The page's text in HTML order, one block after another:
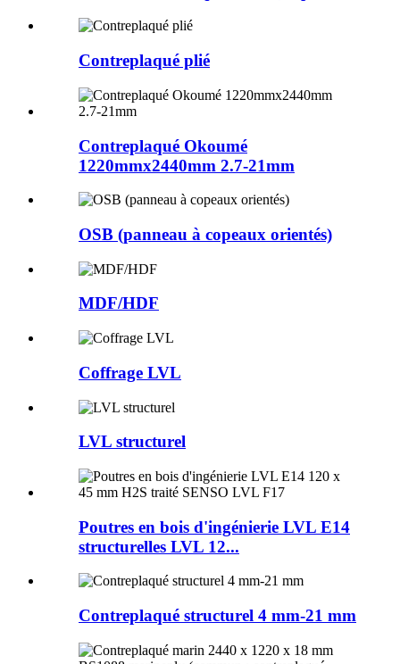
Contreplaqué plié
Contreplaqué Okoumé
1220mmx2440mm 2.7-21mm
OSB (panneau à copeaux orientés)
MDF/HDF
Coffrage LVL
LVL structurel
Poutres en bois d'ingénierie LVL E14
structurelles LVL 12...
Contreplaqué structurel 4 mm-21 mm